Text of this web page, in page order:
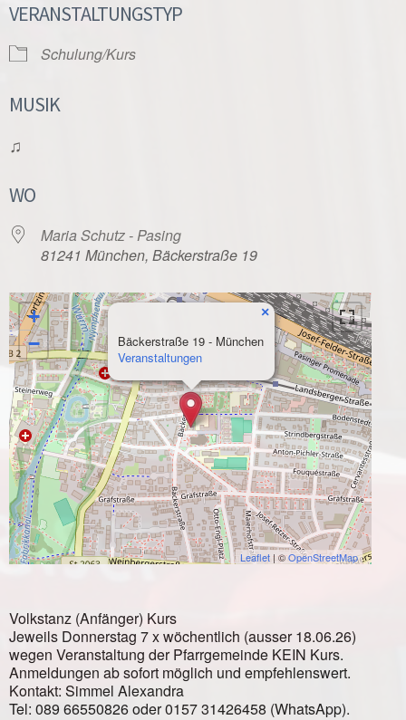
VERANSTALTUNGSTYP
Schulung/Kurs
MUSIK
♫
WO
Maria Schutz - Pasing
81241 München, Bäckerstraße 19
Bäckerstraße 19 - München
Veranstaltungen
×
+
−
Leaflet| ©OpenStreetMap
Volkstanz (Anfänger) Kurs
Jeweils Donnerstag 7 x wöchentlich (ausser 18.06.26)
wegen Veranstaltung der Pfarrgemeinde KEIN Kurs.
Anmeldungen ab sofort möglich und empfehlenswert.
Kontakt: Simmel Alexandra
Tel: 089 66550826 oder 0157 31426458 (WhatsApp).